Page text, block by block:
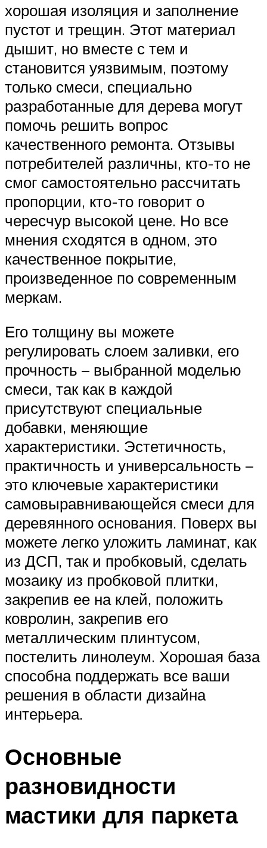
хорошая изоляция и заполнение
пустот и трещин. Этот материал
дышит, но вместе с тем и
становится уязвимым, поэтому
только смеси, специально
разработанные для дерева могут
помочь решить вопрос
качественного ремонта. Отзывы
потребителей различны, кто-то не
смог самостоятельно рассчитать
пропорции, кто-то говорит о
чересчур высокой цене. Но все
мнения сходятся в одном, это
качественное покрытие,
произведенное по современным
меркам.
Его толщину вы можете
регулировать слоем заливки, его
прочность – выбранной моделью
смеси, так как в каждой
присутствуют специальные
добавки, меняющие
характеристики. Эстетичность,
практичность и универсальность –
это ключевые характеристики
самовыравнивающейся смеси для
деревянного основания. Поверх вы
можете легко уложить ламинат, как
из ДСП, так и пробковый, сделать
мозаику из пробковой плитки,
закрепив ее на клей, положить
ковролин, закрепив его
металлическим плинтусом,
постелить линолеум. Хорошая база
способна поддержать все ваши
решения в области дизайна
интерьера.
Основные
разновидности
мастики для паркета